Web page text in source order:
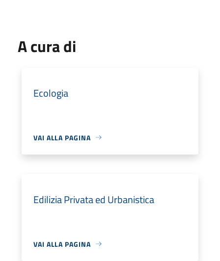
A cura di
Ecologia
VAI ALLA PAGINA
Edilizia Privata ed Urbanistica
VAI ALLA PAGINA